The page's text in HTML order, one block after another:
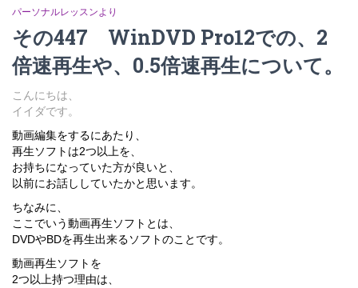
パーソナルレッスンより
その447 WinDVD Pro12での、2
倍速再生や、0.5倍速再生について。
こんにちは、
イイダです。
動画編集をするにあたり、
再生ソフトは2つ以上を、
お持ちになっていた方が良いと、
以前にお話ししていたかと思います。
ちなみに、
ここでいう動画再生ソフトとは、
DVDやBDを再生出来るソフトのことです。
動画再生ソフトを
2つ以上持つ理由は、